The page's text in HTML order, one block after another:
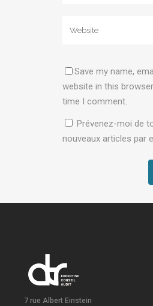
Save my name,
website in this
time I comment.
Prévenez-moi de
nouveaux articles par
7 rue Albert Einstein